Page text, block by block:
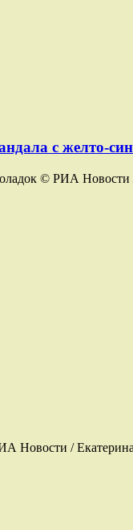
с желто-
© РИА
Новости /